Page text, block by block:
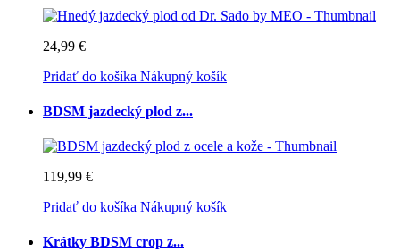
24,99 €
Pridať do košíka Nákupný košík
BDSM jazdecký plod z...
119,99 €
Pridať do košíka Nákupný košík
Krátky BDSM crop z...